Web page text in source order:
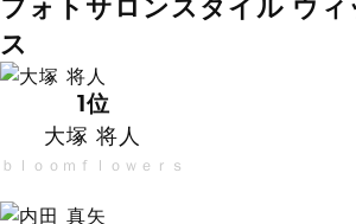
ス
1位
大塚 将人
ｂｌｏｏｍｆｌｏｗｅｒｓ